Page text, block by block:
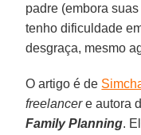
padre (embora
tenho dificuldade
desgraça, mesmo
O artigo é de
freelancere autora
Family Planning.